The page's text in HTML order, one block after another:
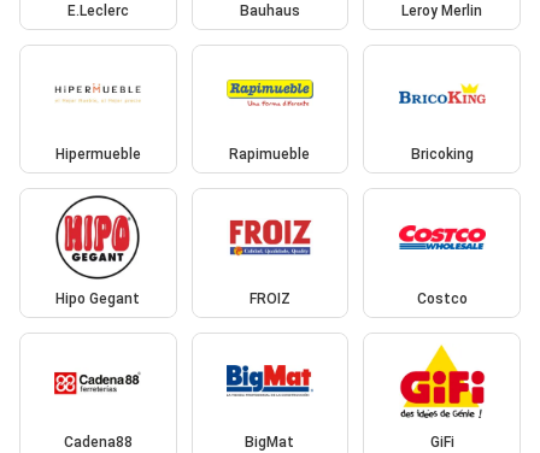
E.Leclerc Bauhaus Leroy Merlin
Hipermueble Rapimueble Bricoking
Hipo Gegant FROIZ Costco
Cadena88 BigMat GiFi